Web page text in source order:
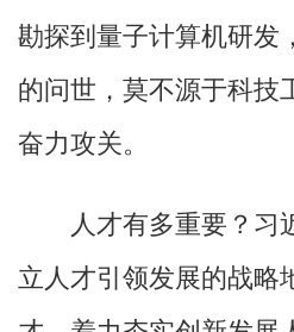
勘探到量子计算机研发
的问世，莫不源于科技
奋力攻关。
人才有多重要？习
立人才引领发展的战略